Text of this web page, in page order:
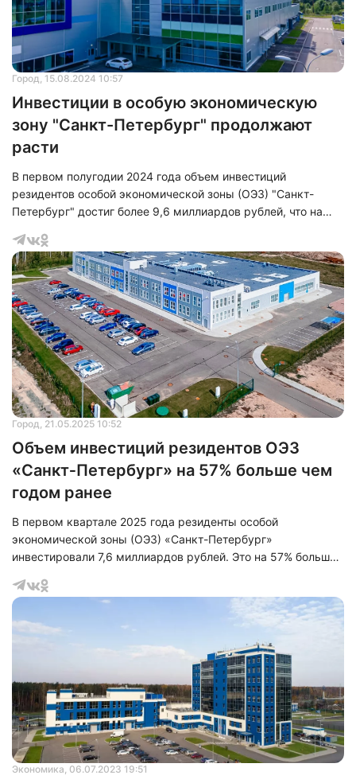
Город, 15.08.2024 10:57
Инвестиции в особую экономическую
зону "Санкт-Петербург" продолжают
расти
В первом полугодии 2024 года объем инвестиций
резидентов особой экономической зоны (ОЭЗ) "Санкт-
Петербург" достиг более 9,6 миллиардов рублей, что на
года. В 2023 году этот показатель составлял 7,5
миллиардов рублей.
Город, 21.05.2025 10:52
Объем инвестиций резидентов ОЭЗ
«Санкт‑Петербург» на 57% больше чем
годом ранее
В первом квартале 2025 года резиденты особой
экономической зоны (ОЭЗ) «Санкт-Петербург»
инвестировали 7,6 миллиардов рублей. Это на 57% больше,
инвестиций составил 4,8 миллиарда рублей. Наибольший
вклад в общий объем капиталовложений внесли компании
«БИОКАД», «ОДК-Климов» и ЦПТ.
Экономика, 06.07.2023 19:51